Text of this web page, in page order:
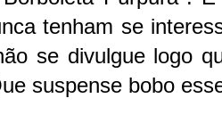
tenham se
se divulgue logo
suspense bobo